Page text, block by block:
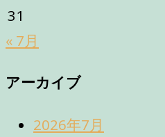
31
« 7月
アーカイブ
2026年7月